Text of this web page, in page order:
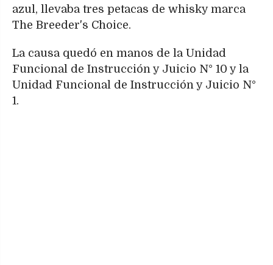
azul, llevaba tres petacas de whisky marca
The Breeder's Choice.
La causa quedó en manos de la Unidad
Funcional de Instrucción y Juicio N° 10 y la
Unidad Funcional de Instrucción y Juicio N°
1.